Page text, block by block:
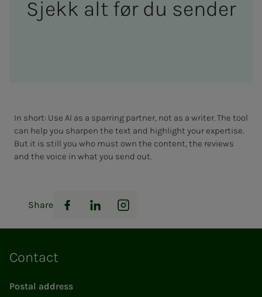
Sjekk alt før du sender
In short: Use AI as a sparring partner, not as a writer. The tool
can help you sharpen the text and highlight your expertise.
But it is still you who must own the content, the reviews
and the voice in what you send out.
Share
Facebook
LinkedInInstagram
Contact
Postal address